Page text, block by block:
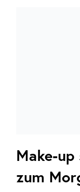
Make-
zum